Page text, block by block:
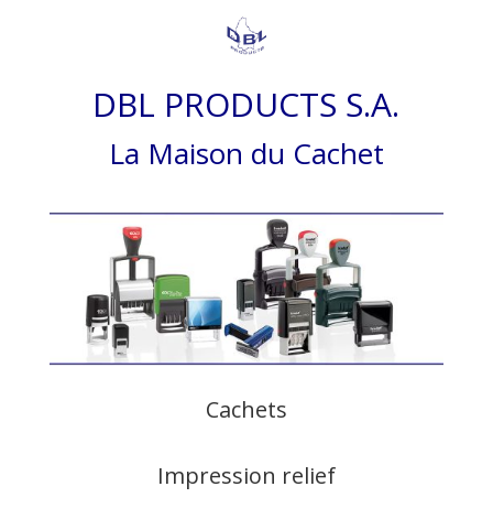
DBL PRODUCTS S.A.
La Maison du Cachet
Cachets
Impression relief